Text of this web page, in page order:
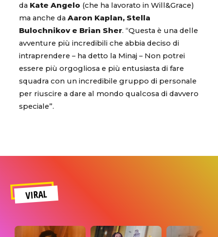
da Kate Angelo (che ha lavorato in Will&Grace)
ma anche da Aaron Kaplan, Stella
Bulochnikov e Brian Sher. “Questa è una delle
avventure più incredibili che abbia deciso di
intraprendere – ha detto la Minaj – Non potrei
essere più orgogliosa e più entusiasta di fare
squadra con un incredibile gruppo di personale
per riuscire a dare al mondo qualcosa di davvero
speciale”.
VIRAL